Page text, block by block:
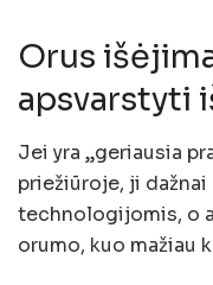
Orus
apsvarstyti
Jei yra „geriausia
priežiūroje, ji
technologijomis, o
orumo, kuo mažiau